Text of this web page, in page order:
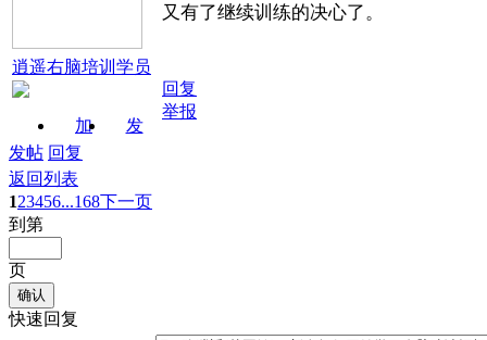
逍遥右脑培训学员
加
关注
发
又有了继续训练的决心了。
回复
举报
发帖 回复
返回列表
123456...168下一页
到第
页
确认
快速回复